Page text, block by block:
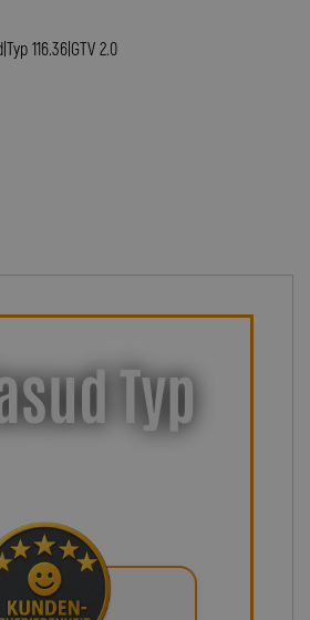
116.36|GTV 2.0
Typ